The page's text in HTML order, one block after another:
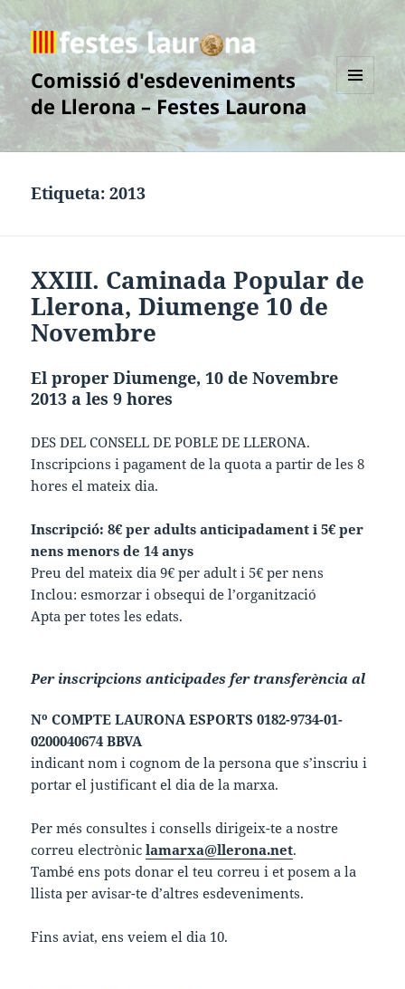
Comissió d'esdeveniments
de Llerona – Festes Laurona
MENÚ
Etiqueta:2013
XXIII. Caminada Popular de
Llerona, Diumenge 10 de
Novembre
El proper Diumenge, 10 de Novembre
2013 a les 9 hores
DES DEL CONSELL DE POBLE DE LLERONA.
Inscripcions i pagament de la quota a partir de les 8
hores el mateix dia.
Inscripció: 8€ per adults anticipadament i 5€ per
nens menors de 14 anys
Preu del mateix dia 9€ per adult i 5€ per nens
Inclou: esmorzar i obsequi de l’organització
Apta per totes les edats.
Per inscripcions anticipades fer transferència al
Nº COMPTE LAURONA ESPORTS 0182-9734-01-
0200040674 BBVA
indicant nom i cognom de la persona que s’inscriu i
portar el justificant el dia de la marxa.
Per més consultes i consells dirigeix-te a nostre
correu electròniclamarxa@llerona.net.
També ens pots donar el teu correu i et posem a la
llista per avisar-te d’altres esdeveniments.
Fins aviat, ens veiem el dia 10.